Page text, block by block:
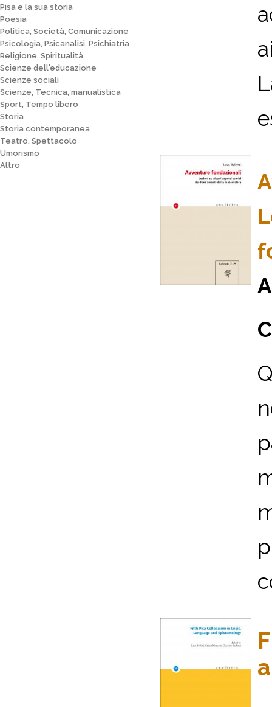
Pisa e la sua storia
Poesia
Politica, Società, Comunicazione
Psicologia, Psicanalisi, Psichiatria
Religione, Spiritualità
Scienze dell'educazione
Scienze sociali
Scienze, Tecnica, manualistica
Sport, Tempo libero
Storia
Storia contemporanea
Teatro, Spettacolo
Umorismo
Altro